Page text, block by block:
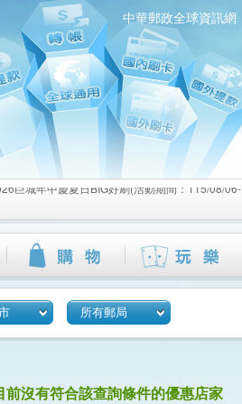
中華郵政全球資訊網
巨城年中慶夏日BIG好刷(活動期間：115/08/06-
波 刷卡郵好禮(活動期間：115/08/06-115/09/02)
去大江檔期(活動期間：115/08/01-115/08/19)
巨城年中慶夏日BIG好刷(活動期間：115/08/06-
波 刷卡郵好禮(活動期間：115/08/06-115/09/02)
去大江檔期(活動期間：115/08/01-115/08/19)
所有郵局
前沒有符合該查詢條件的優惠店家